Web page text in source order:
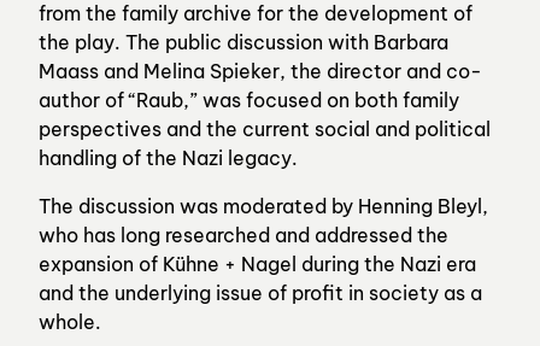
from the family archive for the development of
the play. The public discussion with Barbara
Maass and Melina Spieker, the director and co-
author of “Raub,” was focused on both family
perspectives and the current social and political
handling of the Nazi legacy.
The discussion was moderated by Henning Bleyl,
who has long researched and addressed the
expansion of Kühne + Nagel during the Nazi era
and the underlying issue of profit in society as a
whole.